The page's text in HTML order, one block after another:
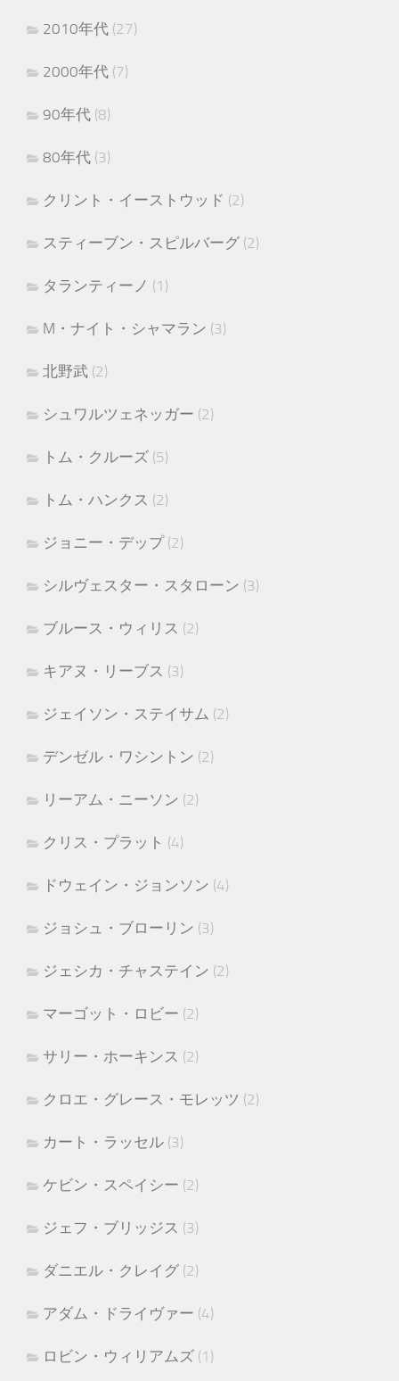
2010年代 (27)
2000年代 (7)
90年代 (8)
80年代 (3)
クリント・イーストウッド (2)
スティーブン・スピルバーグ (2)
タランティーノ (1)
M・ナイト・シャマラン (3)
北野武 (2)
シュワルツェネッガー (2)
トム・クルーズ (5)
トム・ハンクス (2)
ジョニー・デップ(2)
シルヴェスター・スタローン (3)
ブルース・ウィリス (2)
キアヌ・リーブス (3)
ジェイソン・ステイサム (2)
デンゼル・ワシントン (2)
リーアム・ニーソン (2)
クリス・プラット (4)
ドウェイン・ジョンソン (4)
ジョシュ・ブローリン (3)
ジェシカ・チャステイン (2)
マーゴット・ロビー (2)
サリー・ホーキンス (2)
クロエ・グレース・モレッツ (2)
カート・ラッセル (3)
ケビン・スペイシー (2)
ジェフ・ブリッジス (3)
ダニエル・クレイグ (2)
アダム・ドライヴァー (4)
ロビン・ウィリアムズ (1)